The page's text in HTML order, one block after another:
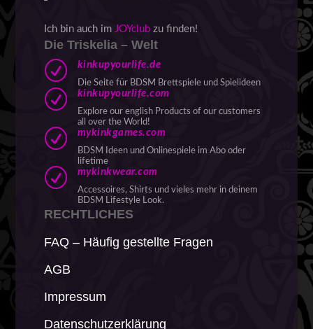
Ich bin auch im JOYclubzu finden!
Die Triskelia – Welt
R kinkupyourlife.de
Die Seite für BDSM Brettspiele und Spielideen
R kinkupyourlife.com
Explore our english Products of our customers
all over the World!
R mykinkgames.com
BDSM Ideen und Onlinespiele im Abo oder
lifetime
R mykinkwear.com
Accessoires, Shirts und vieles mehr in deinem
BDSM Lifestyle Look.
RECHTLICHES
FAQ – Häufig gestellte Fragen
AGB
Impressum
Datenschutzerklärung